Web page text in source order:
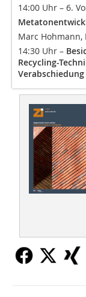
14:00 Uhr – 6.
Marc Hohmann,
14:30 Uhr –
Recycling-
Verabschiedung